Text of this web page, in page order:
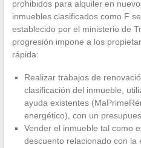
prohibidos para alquiler en
inmuebles clasificados como F
establecido por el ministerio de
progresión impone a los
rápida:
Realizar trabajos de
clasificación del inmueble,
ayuda existentes
energético), con un
Vender el inmueble tal como
descuento relacionado con la